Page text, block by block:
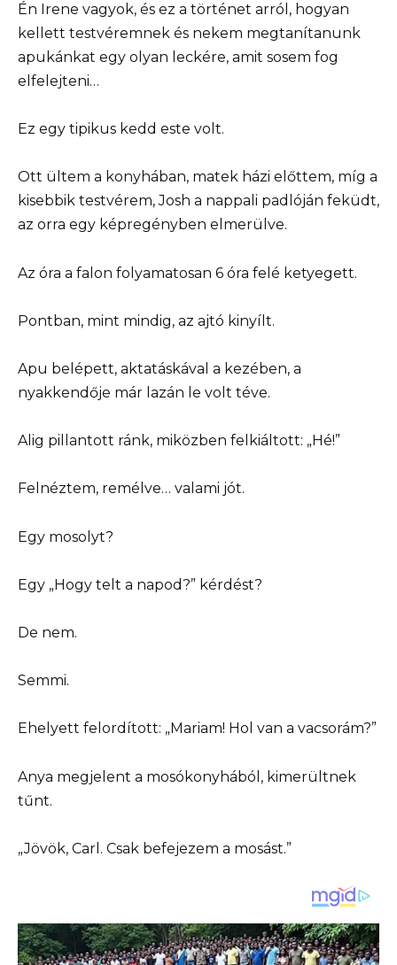
Én Irene vagyok, és ez a történet arról, hogyan
kellett testvéremnek és nekem megtanítanunk
apukánkat egy olyan leckére, amit sosem fog
elfelejteni…
Ez egy tipikus kedd este volt.
Ott ültem a konyhában, matek házi előttem, míg a
kisebbik testvérem, Josh a nappali padlóján feküdt,
az orra egy képregényben elmerülve.
Az óra a falon folyamatosan 6 óra felé ketyegett.
Pontban, mint mindig, az ajtó kinyílt.
Apu belépett, aktatáskával a kezében, a
nyakkendője már lazán le volt téve.
Alig pillantott ránk, miközben felkiáltott: „Hé!”
Felnéztem, remélve… valami jót.
Egy mosolyt?
Egy „Hogy telt a napod?” kérdést?
De nem.
Semmi.
Ehelyett felordított: „Mariam! Hol van a vacsorám?”
Anya megjelent a mosókonyhából, kimerültnek
tűnt.
„Jövök, Carl. Csak befejezem a mosást.”